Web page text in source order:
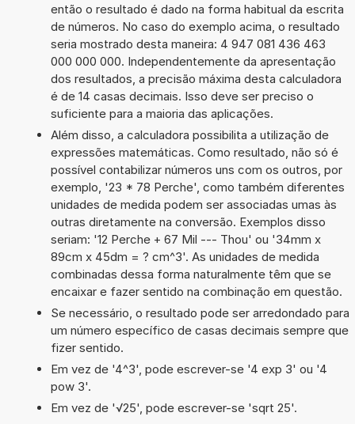
então o resultado é dado na forma habitual da escrita
de números. No caso do exemplo acima, o resultado
seria mostrado desta maneira: 4 947 081 436 463
000 000 000. Independentemente da apresentação
dos resultados, a precisão máxima desta calculadora
é de 14 casas decimais. Isso deve ser preciso o
suficiente para a maioria das aplicações.
Além disso, a calculadora possibilita a utilização de
expressões matemáticas. Como resultado, não só é
possível contabilizar números uns com os outros, por
exemplo, '23 * 78 Perche', como também diferentes
unidades de medida podem ser associadas umas às
outras diretamente na conversão. Exemplos disso
seriam: '12 Perche + 67 Mil --- Thou' ou '34mm x
89cm x 45dm = ? cm^3'. As unidades de medida
combinadas dessa forma naturalmente têm que se
encaixar e fazer sentido na combinação em questão.
Se necessário, o resultado pode ser arredondado para
um número específico de casas decimais sempre que
fizer sentido.
Em vez de '4^3', pode escrever-se '4 exp 3' ou '4
pow 3'.
Em vez de '√25', pode escrever-se 'sqrt 25'.